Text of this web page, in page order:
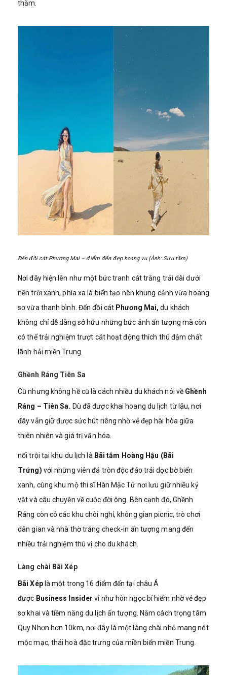
thăm.
Đến đồi cát Phương Mai – điểm đến đẹp hoang vu (Ảnh: Sưu tầm)
Nơi đây hiện lên như một bức tranh cát trắng trải dài dưới
nền trời xanh, phía xa là biển tạo nên khung cảnh vừa hoang
sơ vừa thanh bình. Đến đồi cát Phương Mai, du khách
không chỉ dễ dàng sở hữu những bức ảnh ấn tượng mà còn
có thể trải nghiệm trượt cát hoạt động thích thú đậm chất
lãnh hải miền Trung.
Ghềnh Ráng Tiên Sa
Cũ nhưng không hề cũ là cách nhiều du khách nói về Ghềnh
Ráng – Tiên Sa. Dù đã được khai hoang du lịch từ lâu, nơi
đây vẫn giữ được sức hút riêng nhờ vẻ đẹp hài hòa giữa
thiên nhiên và giá trị văn hóa.
nổi trội tại khu du lịch là Bãi tắm Hoàng Hậu (Bãi
Trứng) với những viên đá tròn độc đáo trải dọc bờ biển
xanh, cùng khu mộ thi sĩ Hàn Mặc Tử nơi lưu giữ nhiều kỷ
vật và câu chuyện về cuộc đời ông. Bên cạnh đó, Ghềnh
Ráng còn có các khu chòi nghỉ, không gian picnic, trò chơi
dân gian và nhà thờ trắng check-in ấn tượng mang đến
nhiều trải nghiệm thú vị cho du khách.
Làng chài Bãi Xép
Bãi Xép là một trong 16 điểm đến tại châu Á
được Business Insider ví như hòn ngọc bí hiểm nhờ vẻ đẹp
sơ khai và tiềm năng du lịch ấn tượng. Nằm cách trọng tâm
Quy Nhơn hơn 10km, nơi đây là một làng chài nhỏ mang nét
mộc mạc, thái hoà đặc trưng của miền biển miền Trung.